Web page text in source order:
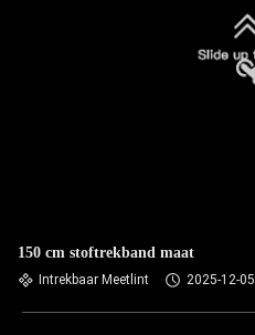
150 cm stoftrekband maat
Intrekbaar Meetlint 2025-12-05